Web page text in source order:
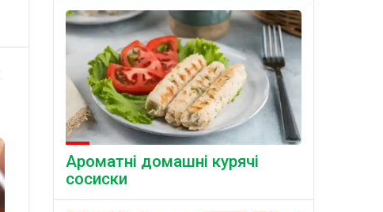
Ароматні домашні курячі
сосиски